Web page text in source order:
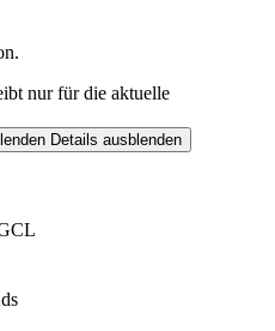
nur für die aktuelle
Details ausblenden